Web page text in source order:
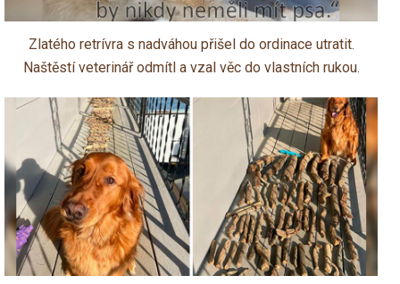
Zlatého retrívra s nadváhou přišel do ordinace utratit.
Naštěstí veterinář odmítl a vzal věc do vlastních rukou.